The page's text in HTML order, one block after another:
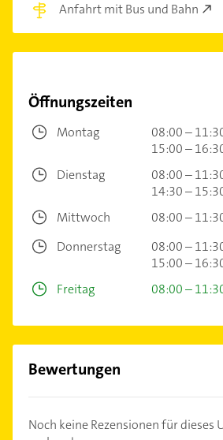
Anfahrt mit Bus und Bahn
Öffnungszeiten
Montag
08:00 –
15:00 –
Dienstag
08:00 –
14:30 –
Mittwoch
08:00 –
Donnerstag
08:00 –
15:00 –
Freitag
08:00 –
Bewertungen
Noch keine Rezensionen für dieses